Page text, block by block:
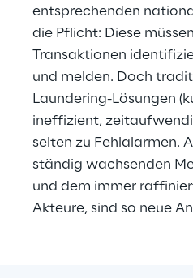
entsprechenden
die Pflicht: Diese
Transaktionen
und melden. Doch
Laundering-Lösungen
ineffizient,
selten zu Fehlalarmen.
ständig wachsenden
und dem immer
Akteure, sind so neue